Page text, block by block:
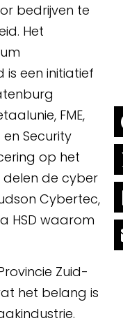
bedrijven te
Het
is een initiatief
FME,
Security
op het
delen de cyber
Cybertec,
HSD waarom
Zuid-
het belang is